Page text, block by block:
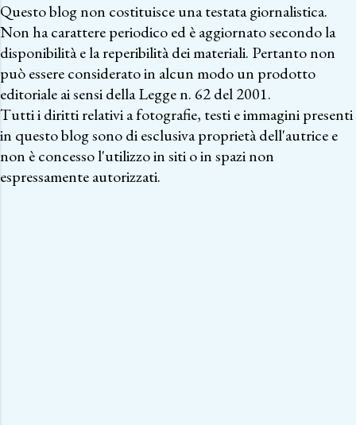
Questo blog non costituisce una testata giornalistica.
Non ha carattere periodico ed è aggiornato secondo la
disponibilità e la reperibilità dei materiali. Pertanto non
può essere considerato in alcun modo un prodotto
editoriale ai sensi della Legge n. 62 del 2001.
Tutti i diritti relativi a fotografie, testi e immagini presenti
in questo blog sono di esclusiva proprietà dell'autrice e
non è concesso l'utilizzo in siti o in spazi non
espressamente autorizzati.